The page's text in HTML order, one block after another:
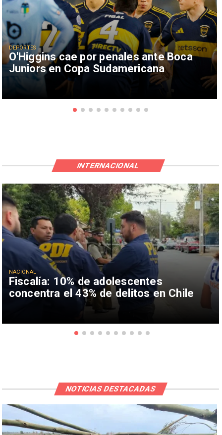
O'Higgins cae por penales ante Boca
Juniors en Copa Sudamericana
DEPORTES
Fiscalía: 10% de adolescentes
concentra el 43% de delitos en Chile
NACIONAL
INTERNACIONAL
NOTICIAS DESTACADAS